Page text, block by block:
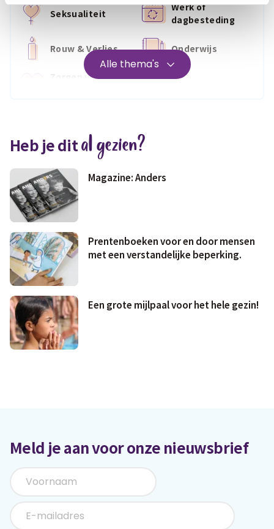
Seksualiteit
Werk of
dagbesteding
Rouw & Verlies Onderwijs
Zorgen voor
Wonen
Geld & wetten
Alle thema's
Heb je dital gezien?
Magazine: Anders
Prentenboeken voor en door mensen
met een verstandelijke beperking.
Een grote mijlpaal voor het hele gezin!
Meld je aan voor onze nieuwsbrief